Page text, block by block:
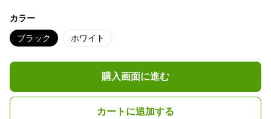
カラー
ブラック ホワイト
購入画面に進む
カートに追加する